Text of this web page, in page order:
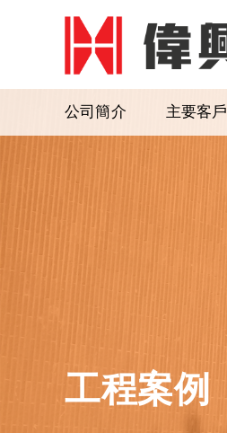
公司簡介 主要客戶
工程案例